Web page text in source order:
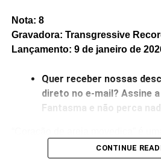
Nota: 8
Gravadora: Transgressive
Lançamento: 9 de janeiro de
Quer receber nossas
direto no e-mail? Assine a
Fantasma e não perca
falar de profundidadesCONTINUE